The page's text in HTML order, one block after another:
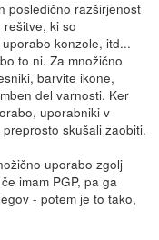
posledično razširjenost
ki so
konzole, itd...
to ni. Za množično
barvite ikone,
del varnosti. Ker
uporabniki v
skušali zaobiti.
uporabo zgolj
imam PGP, pa ga
- potem je to tako,